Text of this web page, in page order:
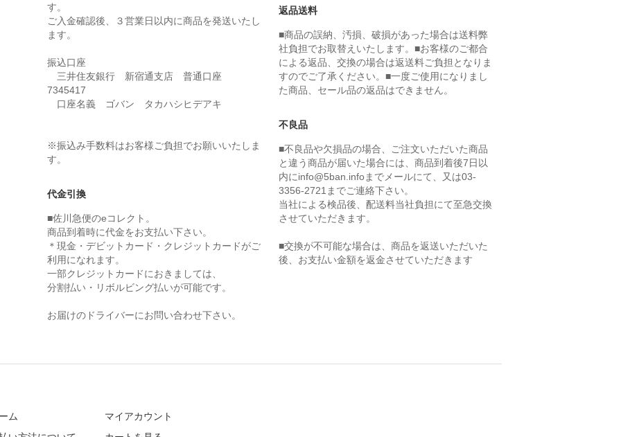
す。
ご入金確認後、３営業日以内に商品を発送いたし
ます。
振込口座
三井住友銀行 新宿通支店 普通口座
7345417
口座名義 ゴバン タカハシヒデアキ
※振込み手数料はお客様ご負担でお願いいたしま
す。
代金引換
■佐川急便のeコレクト。
商品到着時に代金をお支払い下さい。
＊現金・デビットカード・クレジットカードがご
利用になれます。
一部クレジットカードにおきましては、
分割払い・リボルビング払いが可能です。
お届けのドライバーにお問い合わせ下さい。
返品送料
■商品の誤納、汚損、破損があった場合は送料弊
社負担でお取替えいたします。■お客様のご都合
による返品、交換の場合は返送料ご負担となりま
すのでご了承ください。■一度ご使用になりまし
た商品、セール品の返品はできません。
不良品
■不良品や欠損品の場合、ご注文いただいた商品
と違う商品が届いた場合には、商品到着後7日以
内にinfo@5ban.infoまでメールにて、又は03-
3356-2721までご連絡下さい。
当社による検品後、配送料当社負担にて至急交換
させていただきます。
■交換が不可能な場合は、商品を返送いただいた
後、お支払い金額を返金させていただきます
ム
マイアカウント